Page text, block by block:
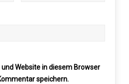
Website in diesem Browser
speichern.